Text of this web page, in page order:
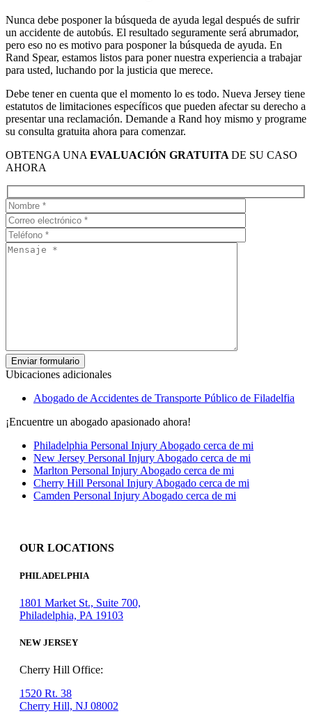
Nunca debe posponer la búsqueda de ayuda legal después de sufrir
un accidente de autobús. El resultado seguramente será abrumador,
pero eso no es motivo para posponer la búsqueda de ayuda. En
Rand Spear, estamos listos para poner nuestra experiencia a trabajar
para usted, luchando por la justicia que merece.
Debe tener en cuenta que el momento lo es todo. Nueva Jersey tiene
estatutos de limitaciones específicos que pueden afectar su derecho a
presentar una reclamación. Demande a Rand hoy mismo y programe
su consulta gratuita ahora para comenzar.
OBTENGA UNA EVALUACIÓN GRATUITA DE SU CASO
AHORA
Ubicaciones adicionales
Abogado de Accidentes de Transporte Público de Filadelfia
¡Encuentre un abogado apasionado ahora!
Philadelphia Personal Injury Abogado cerca de mi
New Jersey Personal Injury Abogado cerca de mi
Marlton Personal Injury Abogado cerca de mi
Cherry Hill Personal Injury Abogado cerca de mi
Camden Personal Injury Abogado cerca de mi
OUR LOCATIONS
PHILADELPHIA
1801 Market St., Suite 700,
Philadelphia, PA 19103
NEW JERSEY
Cherry Hill Office:
1520 Rt. 38
Cherry Hill, NJ 08002